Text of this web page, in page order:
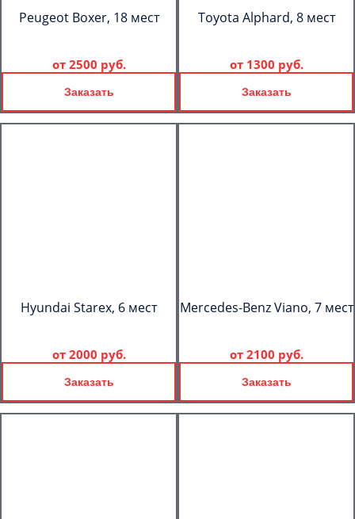
Peugeot Boxer, 18 мест
от 2500 руб.
Заказать
Toyota Alphard, 8 мест
от 1300 руб.
Заказать
Hyundai Starex, 6 мест
от 2000 руб.
Заказать
Mercedes-Benz Viano, 7 мест
от 2100 руб.
Заказать